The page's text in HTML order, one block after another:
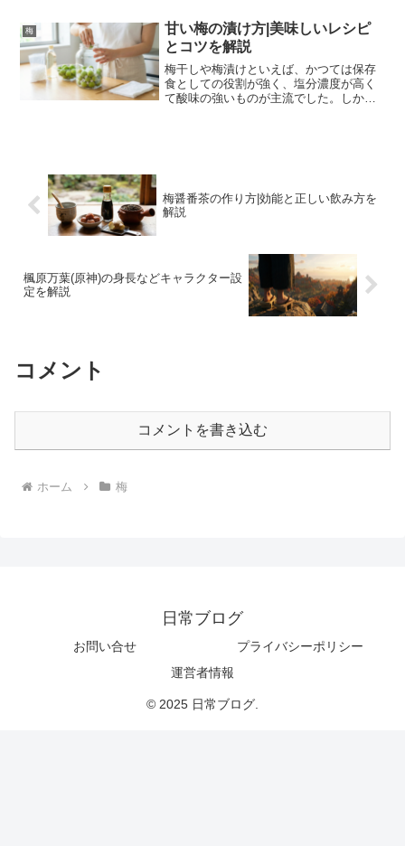
です。日帰り温泉や食事処としての利用
も盛んですが、宿泊施設...
梅
甘い梅の漬け方|美味しいレシピ
とコツを解説
梅干しや梅漬けといえば、かつては保存
食としての役割が強く、塩分濃度が高く
て酸味の強いものが主流でした。しか
梅醤番茶の作り方|効能と正しい飲み方を
解説
楓原万葉(原神)の身長などキャラクター設
定を解説
コメント
コメントを書き込む
ホーム 梅
日常ブログ
お問い合せ
プライバシーポリシー
運営者情報
© 2025 日常ブログ.